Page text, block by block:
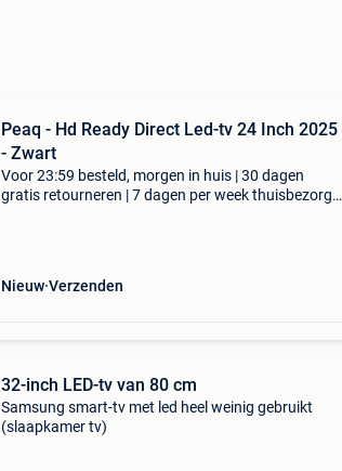
Peaq - Hd Ready Direct Led-tv 24 Inch 2025
- Zwart
Voor 23:59 besteld, morgen in huis | 30 dagen
gratis retourneren | 7 dagen per week thuisbezorgd
Nieuw Verzenden
32-inch LED-tv van 80 cm
Samsung smart-tv met led heel weinig gebruikt
(slaapkamer tv)